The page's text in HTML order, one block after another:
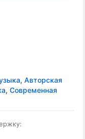
, Авторская
, Современная